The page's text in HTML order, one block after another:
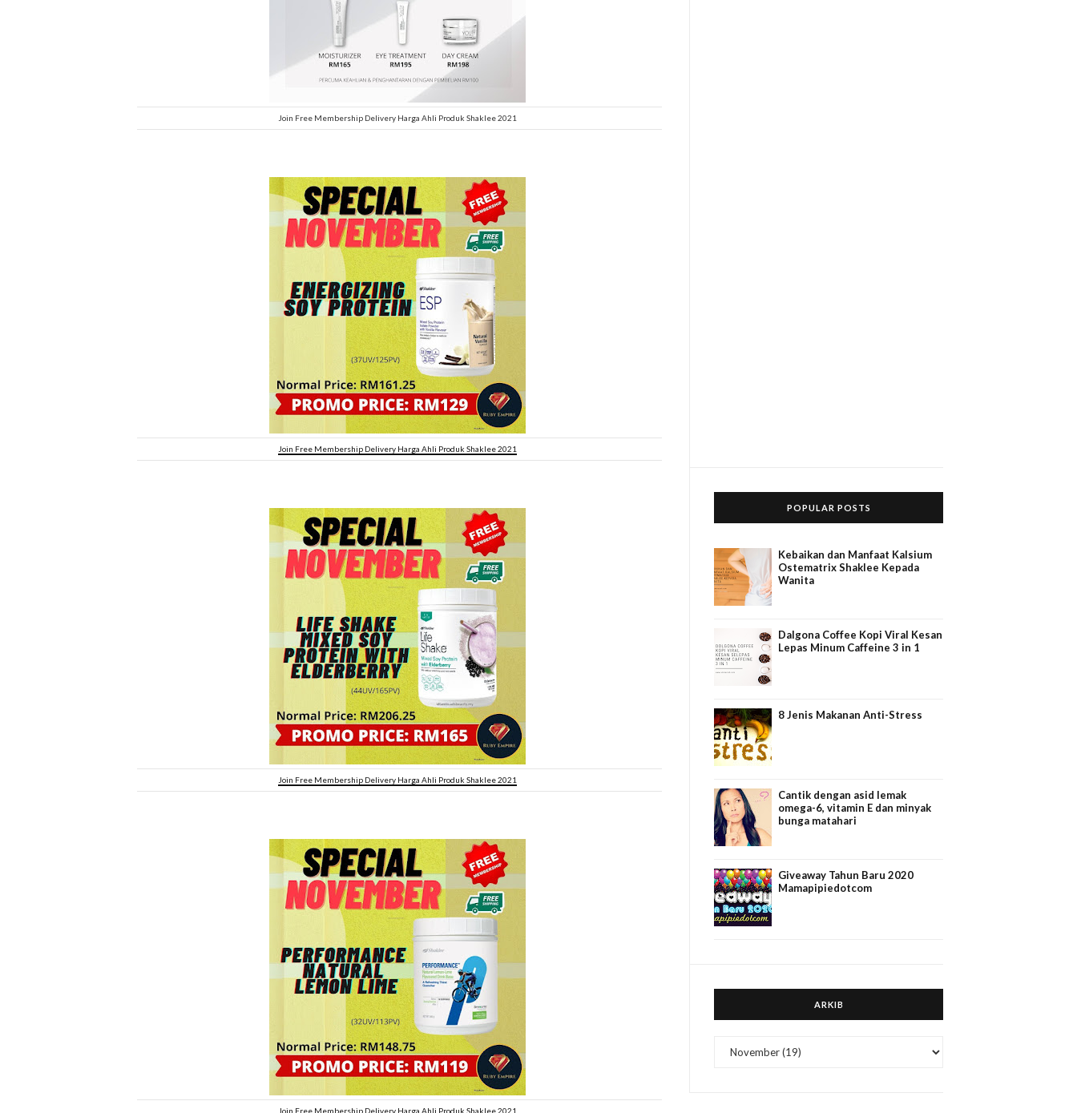
Join Free Membership Delivery Harga Ahli Produk Shaklee 2021
Join Free Membership Delivery Harga Ahli Produk Shaklee 2021
Join Free Membership Delivery Harga Ahli Produk Shaklee 2021
Join Free Membership Delivery Harga Ahli Produk Shaklee 2021
POPULAR POSTS
Kebaikan dan Manfaat Kalsium
Ostematrix Shaklee Kepada
Wanita
Dalgona Coffee Kopi Viral Kesan
Lepas Minum Caffeine 3 in 1
8 Jenis Makanan Anti-Stress
Cantik dengan asid lemak
omega-6, vitamin E dan minyak
bunga matahari
Giveaway Tahun Baru 2020
Mamapipiedotcom
ARKIB